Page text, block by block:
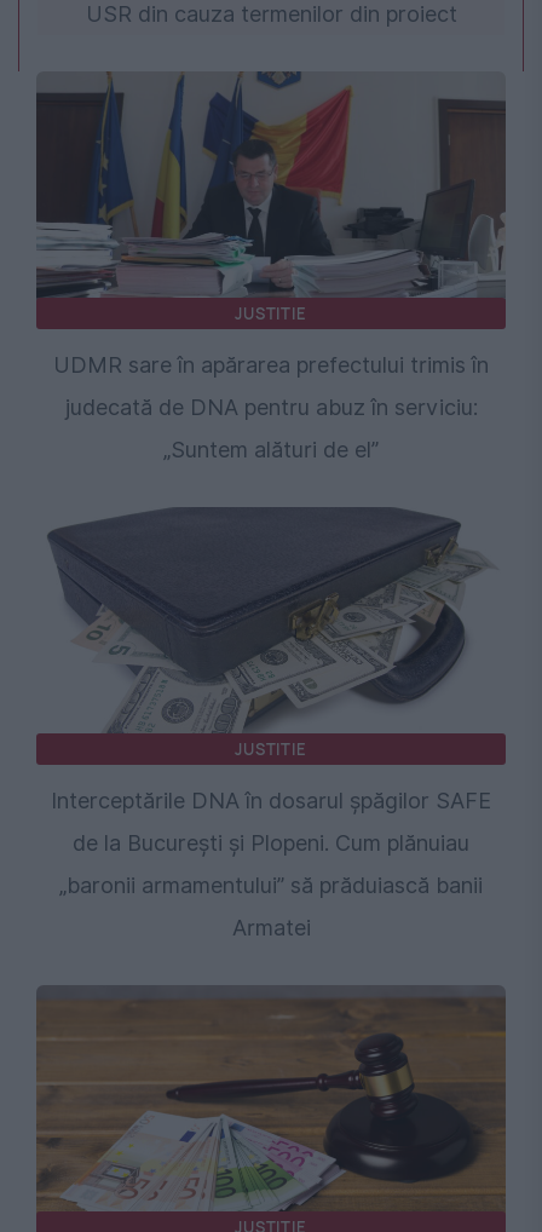
USR din cauza termenilor din proiect
JUSTITIE
UDMR sare în apărarea prefectului trimis în
judecată de DNA pentru abuz în serviciu:
„Suntem alături de el”
JUSTITIE
Interceptările DNA în dosarul șpăgilor SAFE
de la București și Plopeni. Cum plănuiau
„baronii armamentului” să prăduiască banii
Armatei
JUSTITIE